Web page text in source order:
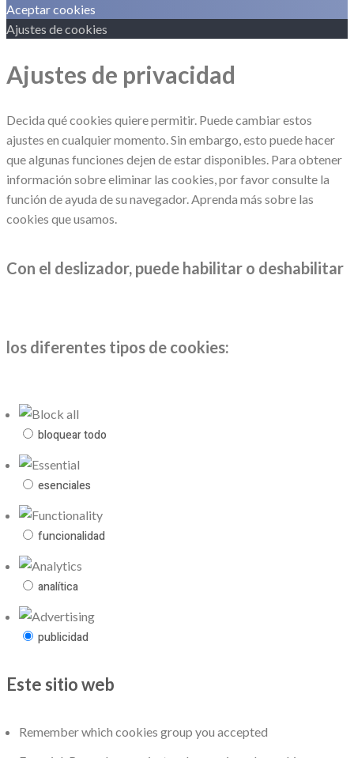
Aceptar cookies
Ajustes de cookies
Ajustes de privacidad
Decida qué cookies quiere permitir. Puede cambiar estos
ajustes en cualquier momento. Sin embargo, esto puede hacer
que algunas funciones dejen de estar disponibles. Para obtener
información sobre eliminar las cookies, por favor consulte la
función de ayuda de su navegador. Aprenda más sobre las
cookies que usamos.
Con el deslizador, puede habilitar o deshabilitar
los diferentes tipos de cookies:
bloquear todo
esenciales
funcionalidad
analítica
publicidad
Este sitio web
Remember which cookies group you accepted